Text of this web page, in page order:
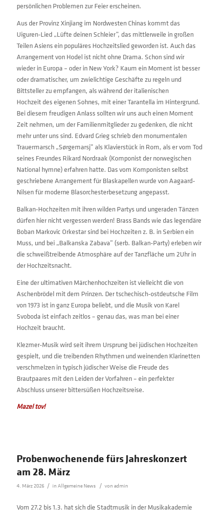
persönlichen Problemen zur Feier erscheinen.
Aus der Provinz Xinjiang im Nordwesten Chinas kommt das
Uiguren-Lied „Lüfte deinen Schleier”, das mittlerweile in großen
Teilen Asiens ein populäres Hochzeitslied geworden ist. Auch das
Arrangement von Hodel ist nicht ohne Drama. Schon sind wir
wieder in Europa – oder in New York? Kaum ein Moment ist besser
oder dramatischer, um zwielichtige Geschäfte zu regeln und
Bittsteller zu empfangen, als während der italienischen
Hochzeit des eigenen Sohnes, mit einer Tarantella im Hintergrund.
Bei diesem freudigen Anlass sollten wir uns auch einen Moment
Zeit nehmen, um der Familienmitglieder zu gedenken, die nicht
mehr unter uns sind. Edvard Grieg schrieb den monumentalen
Trauermarsch „Sørgemarsj” als Klavierstück in Rom, als er vom Tod
seines Freundes Rikard Nordraak (Komponist der norwegischen
National hymne) erfahren hatte. Das vom Komponisten selbst
geschriebene Arrangement für Blaskapellen wurde von Aagaard-
Nilsen für moderne Blasorchesterbesetzung angepasst.
Balkan-Hochzeiten mit ihren wilden Partys und ungeraden Tänzen
dürfen hier nicht vergessen werden! Brass Bands wie das legendäre
Boban Markovic Orkestar sind bei Hochzeiten z. B. in Serbien ein
Muss, und bei „Balkanska Zabava” (serb. Balkan-Party) erleben wir
die schweißtreibende Atmosphäre auf der Tanzfläche um 2Uhr in
der Hochzeitsnacht.
Eine der ultimativen Märchenhochzeiten ist vielleicht die von
Aschenbrödel mit dem Prinzen. Der tschechisch-ostdeutsche Film
von 1973 ist in ganz Europa beliebt, und die Musik von Karel
Svoboda ist einfach zeitlos – genau das, was man bei einer
Hochzeit braucht.
Klezmer-Musik wird seit ihrem Ursprung bei jüdischen Hochzeiten
gespielt, und die treibenden Rhythmen und weinenden Klarinetten
verschmelzen in typisch jüdischer Weise die Freude des
Brautpaares mit den Leiden der Vorfahren – ein perfekter
Abschluss unserer bittersüßen Hochzeitsreise.
Mazel tov!
Probenwochenende fürs Jahreskonzert
am 28. März
4. März 2026 / in Allgemeine News / von admin
Vom 27.2 bis 1.3. hat sich die Stadtmusik in der Musikakademie